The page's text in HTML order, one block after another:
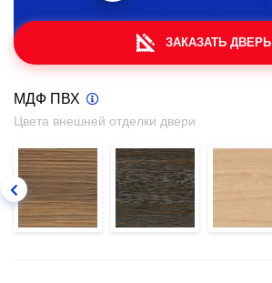
ЗАКАЗАТЬ ДВЕРЬ
МДФ ПВХ
Цвета внешней отделки двери